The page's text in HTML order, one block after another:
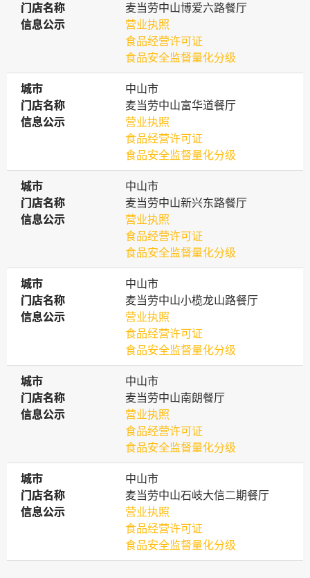
门店名称
门店名称
麦当劳中山博爱六路餐厅
信息公示
信息公示
营业执照
食品经营许可证
食品安全监督量化分级
城市
城市
中山市
门店名称
门店名称
麦当劳中山富华道餐厅
信息公示
信息公示
营业执照
食品经营许可证
食品安全监督量化分级
城市
城市
中山市
门店名称
门店名称
麦当劳中山新兴东路餐厅
信息公示
信息公示
营业执照
食品经营许可证
食品安全监督量化分级
城市
城市
中山市
门店名称
门店名称
麦当劳中山小榄龙山路餐厅
信息公示
信息公示
营业执照
食品经营许可证
食品安全监督量化分级
城市
城市
中山市
门店名称
门店名称
麦当劳中山南朗餐厅
信息公示
信息公示
营业执照
食品经营许可证
食品安全监督量化分级
城市
城市
中山市
门店名称
门店名称
麦当劳中山石岐大信二期餐厅
信息公示
信息公示
营业执照
食品经营许可证
食品安全监督量化分级